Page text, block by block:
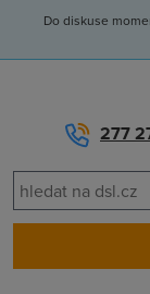
Do diskuse
277